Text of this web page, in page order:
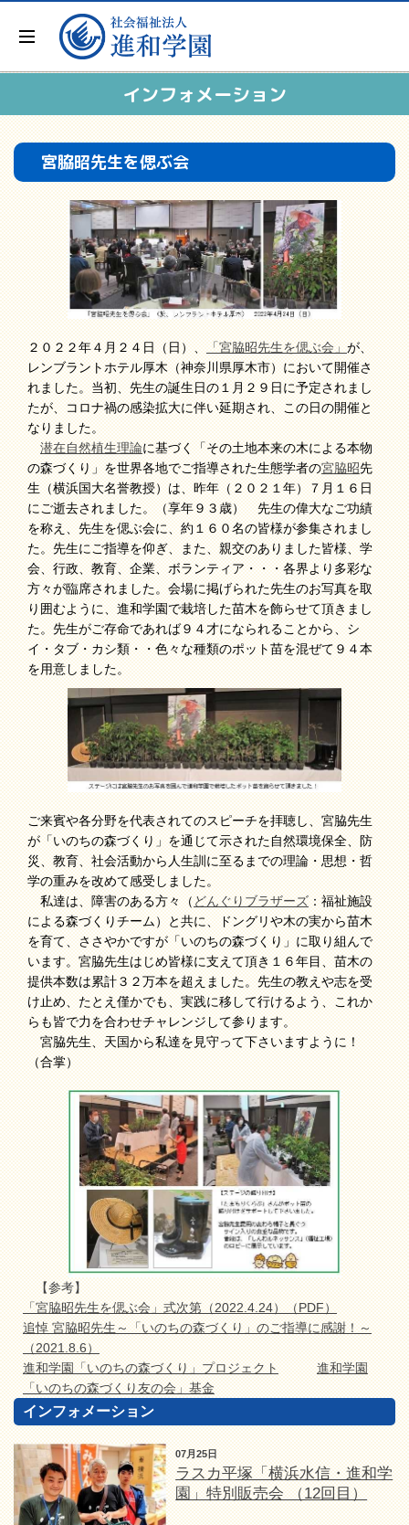
インフォメーション
宮脇昭先生を偲ぶ会
２０２２年４月２４日（日）、「宮脇昭先生を偲ぶ会」が、
レンブラントホテル厚木（神奈川県厚木市）において開催さ
れました。当初、先生の誕生日の１月２９日に予定されまし
たが、コロナ禍の感染拡大に伴い延期され、この日の開催と
なりました。
潜在自然植生理論に基づく「その土地本来の木による本物
の森づくり」を世界各地でご指導された生態学者の宮脇昭先
生（横浜国大名誉教授）は、昨年（２０２１年）７月１６日
にご逝去されました。（享年９３歳） 先生の偉大なご功績
を称え、先生を偲ぶ会に、約１６０名の皆様が参集されまし
た。先生にご指導を仰ぎ、また、親交のありました皆様、学
会、行政、教育、企業、ボランティア・・・各界より多彩な
方々が臨席されました。会場に掲げられた先生のお写真を取
り囲むように、進和学園で栽培した苗木を飾らせて頂きまし
た。先生がご存命であれば９４才になられることから、シ
イ・タブ・カシ類・・色々な種類のポット苗を混ぜて９４本
を用意しました。
ご来賓や各分野を代表されてのスピーチを拝聴し、宮脇先生
が「いのちの森づくり」を通じて示された自然環境保全、防
災、教育、社会活動から人生訓に至るまでの理論・思想・哲
学の重みを改めて感受しました。
私達は、障害のある方々（どんぐりブラザーズ：福祉施設
による森づくりチーム）と共に、ドングリや木の実から苗木
を育て、ささやかですが「いのちの森づくり」に取り組んで
います。宮脇先生はじめ皆様に支えて頂き１６年目、苗木の
提供本数は累計３２万本を超えました。先生の教えや志を受
け止め、たとえ僅かでも、実践に移して行けるよう、これか
らも皆で力を合わせチャレンジして参ります。
宮脇先生、天国から私達を見守って下さいますように！
（合掌）
【参考】
「宮脇昭先生を偲ぶ会」式次第（2022.4.24）（PDF）
追悼 宮脇昭先生～「いのちの森づくり」のご指導に感謝！～
（2021.8.6）
進和学園「いのちの森づくり」プロジェクト
進和学園
「いのちの森づくり友の会」基金
インフォメーション
07月25日
ラスカ平塚「横浜水信・進和学
園」特別販売会 （12回目）